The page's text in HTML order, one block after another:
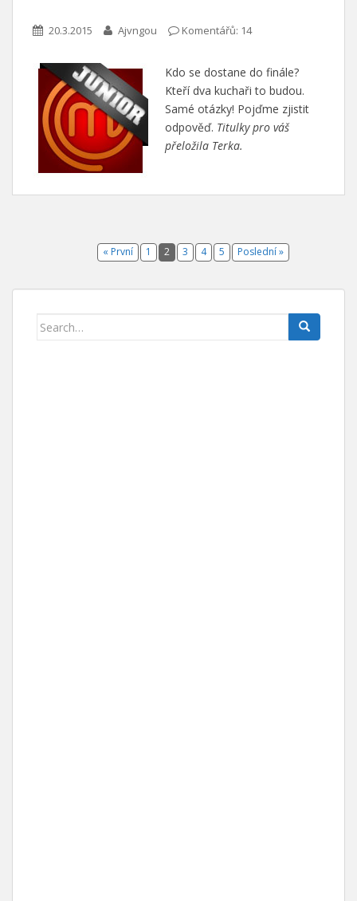
20.3.2015 Ajvngou Komentářů: 14
Kdo se dostane do finále?
Kteří dva kuchaři to budou.
Samé otázky! Pojďme zjistit
odpověď. Titulky pro váš
přeložila Terka.
« První 1 2 3 4 5 Poslední »
Search for: